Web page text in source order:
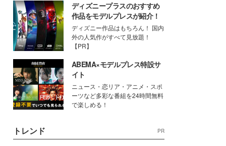
ディズニープラスのおすすめ
作品をモデルプレスが紹介！
ディズニー作品はもちろん！ 国内
外の人気作がすべて見放題！
【PR】
ABEMA×モデルプレス特設サ
イト
ニュース・恋リア・アニメ・スポ
ーツなど多彩な番組を24時間無料
で楽しめる！
トレンド PR